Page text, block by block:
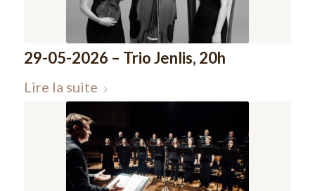
29-05-2026 – Trio Jenlis, 20h
Lire la suite